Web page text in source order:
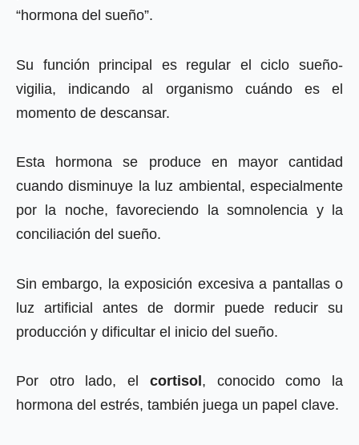
“hormona del sueño”.
Su función principal es regular el ciclo sueño-
vigilia, indicando al organismo cuándo es el
momento de descansar.
Esta hormona se produce en mayor cantidad
cuando disminuye la luz ambiental, especialmente
por la noche, favoreciendo la somnolencia y la
conciliación del sueño.
Sin embargo, la exposición excesiva a pantallas o
luz artificial antes de dormir puede reducir su
producción y dificultar el inicio del sueño.
Por otro lado, el cortisol , conocido como la
hormona del estrés, también juega un papel clave.